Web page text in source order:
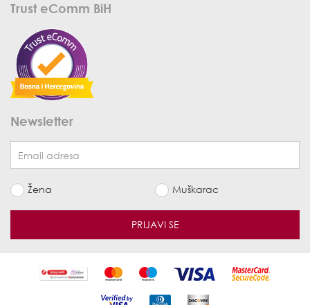
Trust eComm BiH
Newsletter
Žena Muškarac
PRIJAVI SE